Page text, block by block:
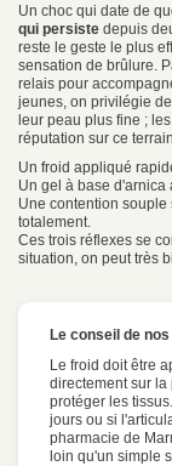
Un choc qui date de
qui persiste depuis
reste le geste le plus
sensation de brûlure.
relais pour
jeunes, on privilégie
leur peau plus fine ;
réputation sur ce
Un froid appliqué
Un gel à base
Une contention
totalement.
Ces trois réflexes se
situation, on peut très
Le conseil de
Le froid doit être
directement sur la
protéger les
jours ou si
pharmacie de
loin qu'un simple